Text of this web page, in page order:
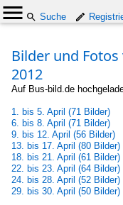
Suche
Bilder und
2012
Auf Bus-bild.de
1. bis 5. April (71 Bilder)
6. bis 8. April (71 Bilder)
9. bis 12. April (56 Bilder)
13. bis 17. April (80 Bilder)
18. bis 21. April (61 Bilder)
22. bis 23. April (64 Bilder)
24. bis 28. April (52 Bilder)
29. bis 30. April (50 Bilder)